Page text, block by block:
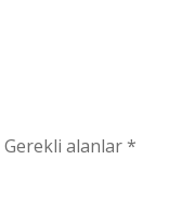
Gerekli alanlar*